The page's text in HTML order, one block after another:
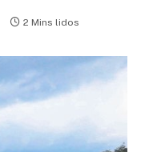
2 Mins lidos